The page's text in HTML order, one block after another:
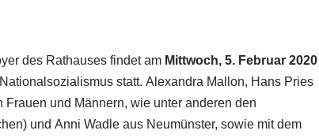
des Rathauses findet am Mittwoch, 5. Februar 2020
statt. Alexandra Mallon, Hans Pries
und Männern, wie unter anderen den
und Anni Wadle aus Neumünster, sowie mit dem